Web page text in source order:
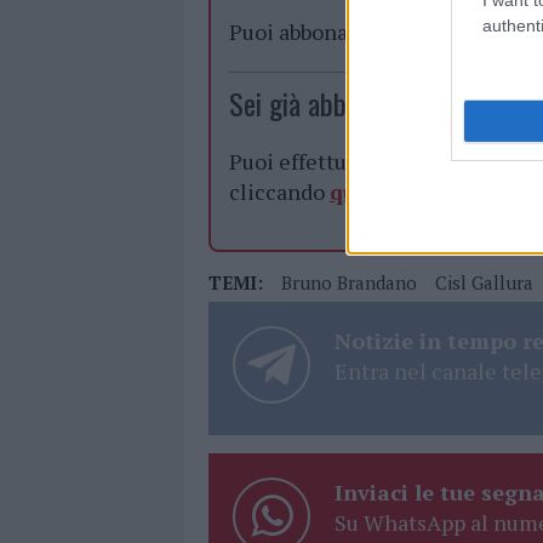
Puoi abbonarti a soli € 1,10 al
Sei già abbonato?
Puoi effettuare l'accesso
cliccando qui
TEMI: Bruno Brandano Cisl Gallura
Notizie in tempo
Entra nel canale
Inviaci le tue
Su WhatsApp al